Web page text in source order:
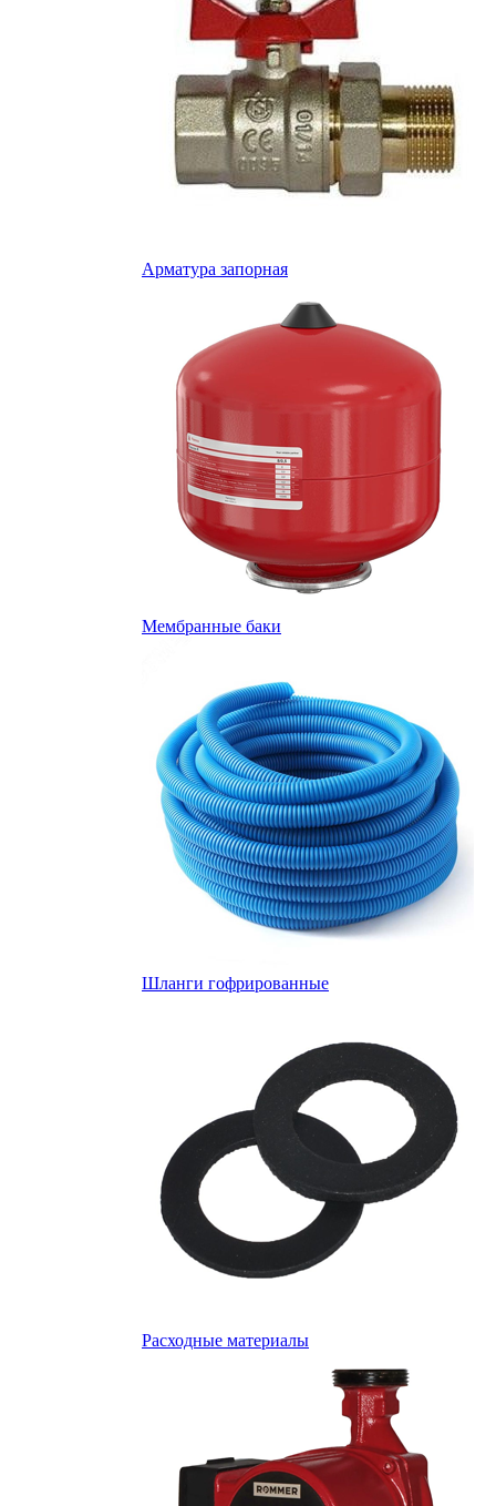
Арматура запорная
Мембранные баки
Шланги гофрированные
Расходные материалы